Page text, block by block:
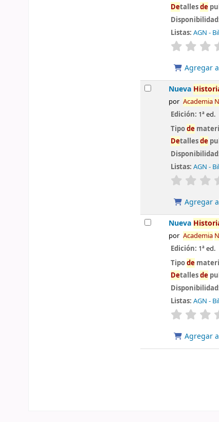
Detallesde
Listas: AGN -
valoración
Agregar
Nueva
por Academia
Edición: 1ª ed.
Tipode
Detallesde
Listas: AGN -
valoración
Agregar
Nueva
por Academia
Edición: 1ª ed.
Tipode
Detallesde
Listas: AGN -
valoración
Agregar